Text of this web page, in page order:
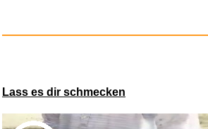
Lass es dir schmecken